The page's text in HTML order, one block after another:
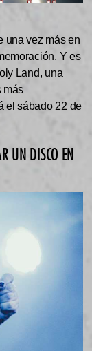
una vez más en
Y es
Land, una
más
el sábado 22 de
UN DISCO EN